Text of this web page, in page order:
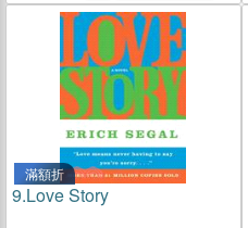
滿額折
9.Love Story